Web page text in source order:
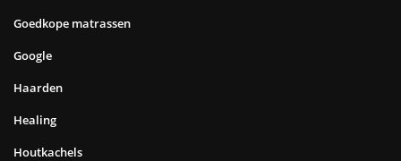
Goedkope matrassen
Google
Haarden
Healing
Houtkachels